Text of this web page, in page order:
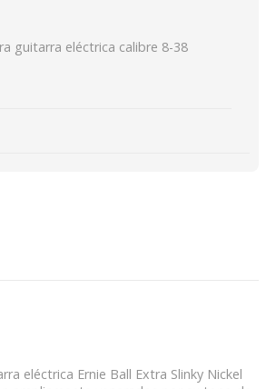
guitarra eléctrica calibre 8-38
eléctrica Ernie Ball Extra Slinky Nickel